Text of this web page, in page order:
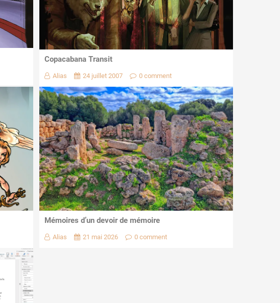
Copacabana Transit
Alias 24 juillet 2007 0 comment
Mémoires d’un devoir de mémoire
Alias 21 mai 2026 0 comment